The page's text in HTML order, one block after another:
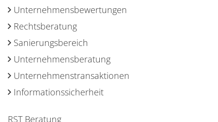
Unternehmensbewertungen
Rechtsberatung
Sanierungsbereich
Unternehmensberatung
Unternehmenstransaktionen
Informationssicherheit
RST Beratung